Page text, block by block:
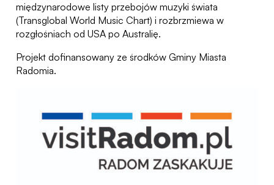
międzynarodowe listy przebojów muzyki świata
(Transglobal World Music Chart) i rozbrzmiewa w
rozgłośniach od USA po Australię.
Projekt dofinansowany ze środków Gminy Miasta
Radomia.